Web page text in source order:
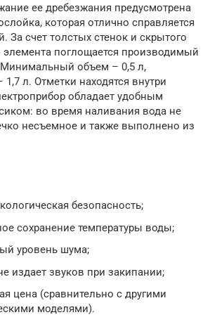
ее дребезжания предусмотрена
которая отлично справляется
За счет толстых стенок и скрытого
элемента поглощается производимый
объем – 0,5 л,
л. Отметки находятся внутри
обладает удобным
во время наливания вода не
несъемное и также выполнено из
безопасность;
сохранение температуры воды;
уровень шума;
издает звуков при закипании;
цена (сравнительно с другими
моделями).